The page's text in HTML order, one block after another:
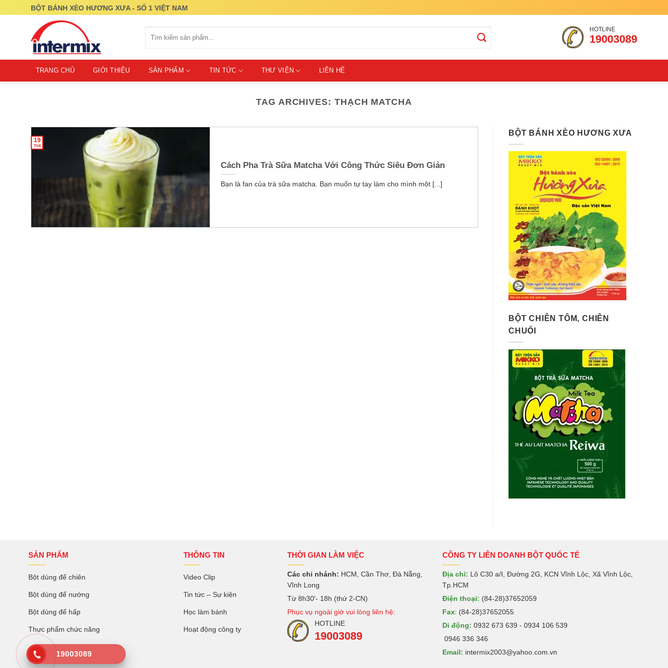
BỘT BÁNH XÈO HƯƠNG XƯA - SỐ 1 VIỆT NAM
kiếm:
HOTLINE
19003089
TRANG CHỦ GIỚI THIỆU SẢN PHẨM TIN TỨC THƯ VIỆN LIÊN HỆ
TAG ARCHIVES: THẠCH MATCHA
Cách Pha Trà Sữa Matcha Với Công Thức Siêu Đơn Giản
Bạn là fan của trà sữa matcha. Bạn muốn tự tay làm cho mình một [...]
19
Th6
BỘT BÁNH XÈO HƯƠNG XƯA
BỘT CHIÊN TÔM, CHIÊN
CHUỐI
SẢN PHẨM
Bột dùng để chiên
Bột dùng để nướng
Bột dùng để hấp
Thực phẩm chức năng
THÔNG TIN
Video Clip
Tin tức – Sự kiện
Học làm bánh
Hoạt động công ty
THỜI GIAN LÀM VIỆC
Các chi nhánh: HCM, Cần Thơ, Đà Nẵng,
Vĩnh Long
Từ 8h30′- 18h (thứ 2-CN)
Phục vụ ngoài giờ vui lòng liên hệ:
HOTLINE
19003089
CÔNG TY LIÊN DOANH BỘT QUỐC TẾ
Địa chỉ: Lô C30 a/I, Đường 2G, KCN Vĩnh Lộc, Xã Vĩnh Lộc,
Tp.HCM
Điện thoại: (84-28)37652059
Fax: (84-28)37652055
Di động: 0932 673 639 - 0934 106 539
0946 336 346
Email: intermix2003@yahoo.com.vn
19003089